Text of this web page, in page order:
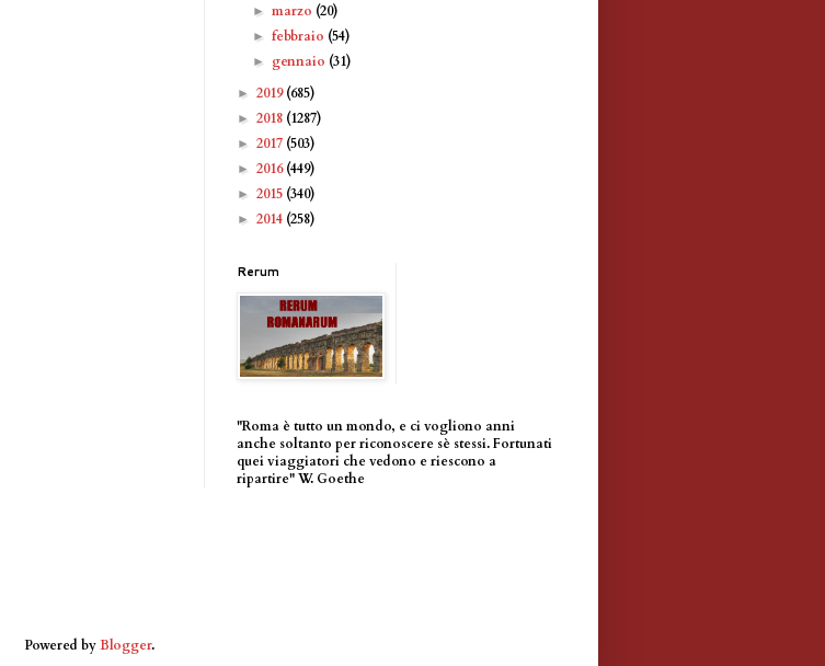
►marzo (20)
►febbraio (54)
► gennaio (31)
► 2019(685)
► 2018 (1287)
► 2017 (503)
► 2016(449)
► 2015 (340)
► 2014 (258)
Rerum
"Roma è tutto un mondo, e ci vogliono anni
anche soltanto per riconoscere sè stessi. Fortunati
quei viaggiatori che vedono e riescono a
ripartire" W. Goethe
Powered byBlogger.